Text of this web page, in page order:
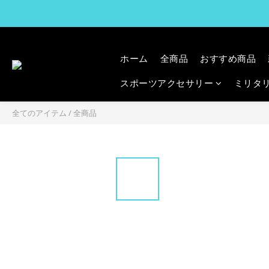
ホーム 全商品 おすすめ商品
スポーツアクセサリー ミリタ
全てのアイテム /全商品